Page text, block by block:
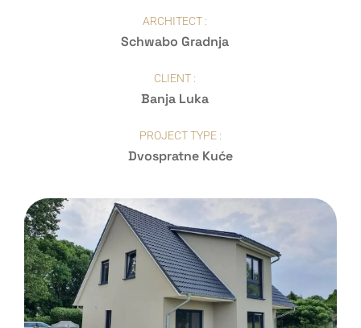
ARCHITECT :
Schwabo Gradnja
CLIENT :
Banja Luka
PROJECT TYPE :
Dvospratne Kuće